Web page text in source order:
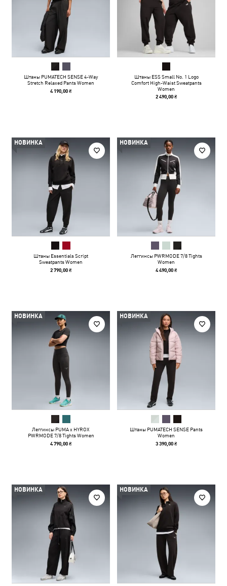
Штаны PUMATECH SENSE 4-Way
Stretch Relaxed Pants Women
4 190,00 ₴
Штаны ESS Small No. 1 Logo
Comfort High-Waist Sweatpants
Women
2 490,00 ₴
НОВИНКА
Штаны Essentials Script
Sweatpants Women
2 790,00 ₴
НОВИНКА
Леггинсы PWRMODE 7/8 Tights
Women
4 490,00 ₴
НОВИНКА
Леггинсы PUMA x HYROX
PWRMODE 7/8 Tights Women
4 790,00 ₴
НОВИНКА
Штаны PUMATECH SENSE Pants
Women
3 390,00 ₴
НОВИНКА НОВИНКА